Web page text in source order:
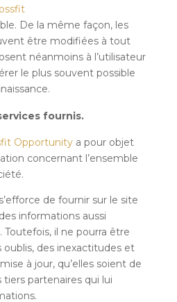
De la même façon, les
être modifiées à tout
néanmoins à l’utilisateur
le plus souvent possible
fournis.
Opportunitya pour objet
concernant l’ensemble
de fournir sur le site
informations aussi
Toutefois, il ne pourra être
des inexactitudes et
à jour, qu’elles soient de
partenaires qui lui